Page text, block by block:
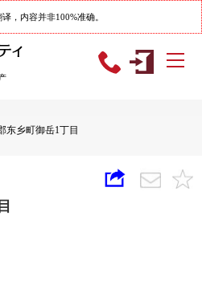
，内容并非100%准确。
东乡町御岳1丁目
目